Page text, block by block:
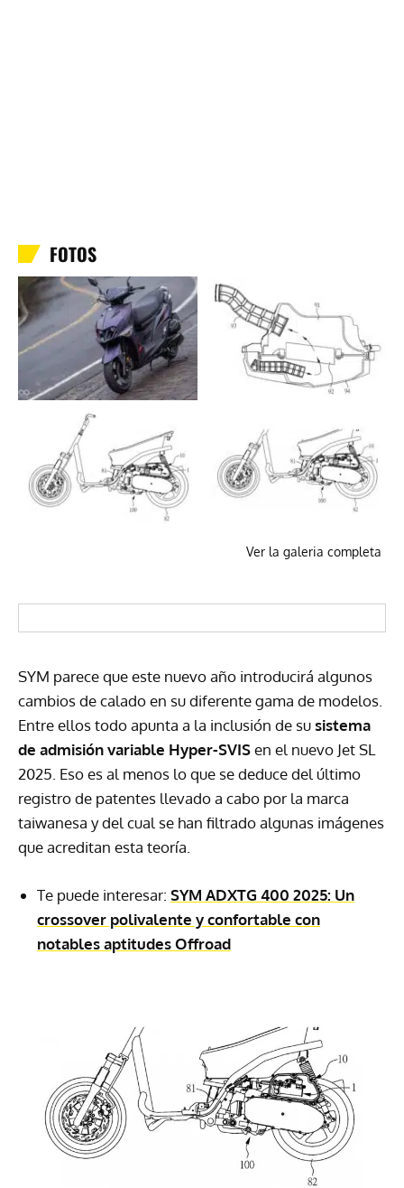
FOTOS
Ver la galeria completa
SYM parece que este nuevo año introducirá algunos
cambios de calado en su diferente gama de modelos.
Entre ellos todo apunta a la inclusión de susistema
de admisión variable Hyper-SVISen el nuevo Jet SL
2025. Eso es al menos lo que se deduce del último
registro de patentes llevado a cabo por la marca
taiwanesa y del cual se han filtrado algunas imágenes
que acreditan esta teoría.
Te puede interesar: SYM ADXTG 400 2025: Un
crossover polivalente y confortable con
notables aptitudes Offroad